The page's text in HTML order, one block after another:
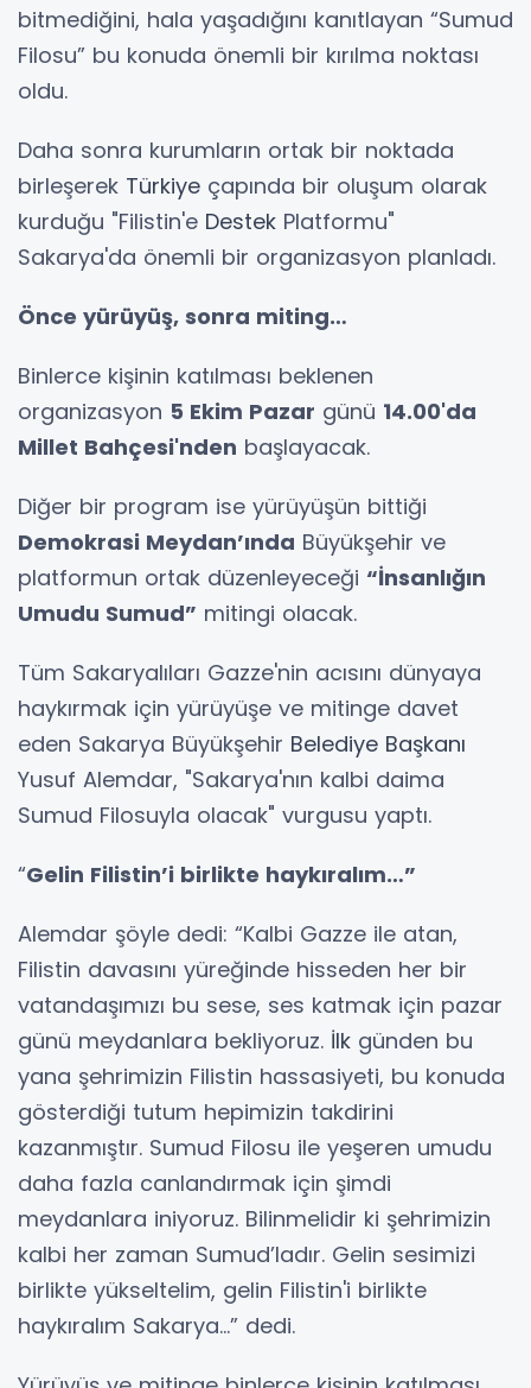
bitmediğini, hala yaşadığını kanıtlayan “Sumud
Filosu” bu konuda önemli bir kırılma noktası
oldu.
Daha sonra kurumların ortak bir noktada
birleşerek Türkiye çapında bir oluşum olarak
kurduğu "Filistin'e Destek Platformu"
Sakarya'da önemli bir organizasyon planladı.
Önce yürüyüş, sonra miting…
Binlerce kişinin katılması beklenen
organizasyon 5 Ekim Pazar günü 14.00'da
Millet Bahçesi'nden başlayacak.
Diğer bir program ise yürüyüşün bittiği
Demokrasi Meydan’ında Büyükşehir ve
platformun ortak düzenleyeceği “İnsanlığın
Umudu Sumud” mitingi olacak.
Tüm Sakaryalıları Gazze'nin acısını dünyaya
haykırmak için yürüyüşe ve mitinge davet
eden Sakarya Büyükşehir Belediye Başkanı
Yusuf Alemdar, "Sakarya'nın kalbi daima
Sumud Filosuyla olacak" vurgusu yaptı.
“Gelin Filistin’i birlikte haykıralım…”
Alemdar şöyle dedi: “Kalbi Gazze ile atan,
Filistin davasını yüreğinde hisseden her bir
vatandaşımızı bu sese, ses katmak için pazar
günü meydanlara bekliyoruz. İlk günden bu
yana şehrimizin Filistin hassasiyeti, bu konuda
gösterdiği tutum hepimizin takdirini
kazanmıştır. Sumud Filosu ile yeşeren umudu
daha fazla canlandırmak için şimdi
meydanlara iniyoruz. Bilinmelidir ki şehrimizin
kalbi her zaman Sumud’ladır. Gelin sesimizi
birlikte yükseltelim, gelin Filistin'i birlikte
haykıralım Sakarya…” dedi.